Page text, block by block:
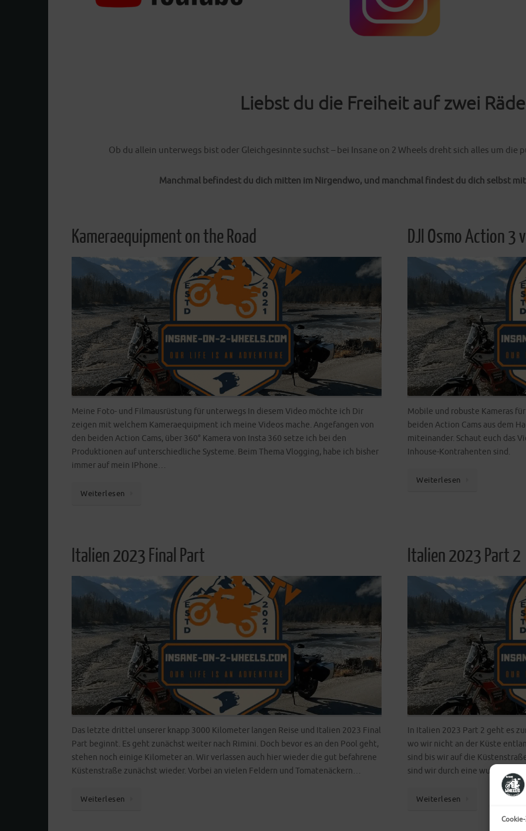
Liebst du die Freiheit auf zwei
Ob du allein unterwegs bist oder Gleichgesinnte suchst – bei Insane on 2 Wheels dreht sich alles um
Manchmal befindest du dich mitten im Nirgendwo, und manchmal findest du dich selbst
Kameraequipment on the Road
Meine Foto- und Filmausrüstung für unterwegs In diesem Video möchte ich Dir
zeigen mit welchem Kameraequipment ich meine Videos mache. Angefangen von
den beiden Action Cams, über 360° Kamera von Insta 360 setze ich bei den
Produktionen auf unterschiedliche Systeme. Beim Thema Vlogging, habe ich bisher
immer auf mein IPhone…
Weiterlesen
DJI Osmo Action 3
Mobile und robuste Kameras
beiden Action Cams aus dem
miteinander. Schaut euch das
Inhouse-Kontrahenten sind.
Weiterlesen
Italien 2023 Final Part
Das letzte drittel unserer knapp 3000 Kilometer langen Reise und Italien 2023 Final
Part beginnt. Es geht zunächst weiter nach Rimini. Doch bevor es an den Pool geht,
stehen noch einige Kilometer an. Wir verlassen auch hier wieder die gut befahrene
Küstenstraße zunächst wieder. Vorbei an vielen Feldern und Tomatenäckern…
Weiterlesen
Italien 2023 Part 2
In Italien 2023 Part 2 geht es
wo wir nicht an der Küste
sind bis wir auf die
sind wir durch eine
Weiterlesen